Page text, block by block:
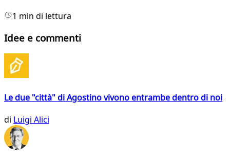
1 min di lettura
Idee e commenti
Le due "città" di Agostino vivono entrambe dentro di noi
di Luigi Alici